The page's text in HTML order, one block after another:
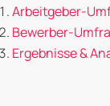
Arbeitgeber-
Bewerber-
Ergebnisse &